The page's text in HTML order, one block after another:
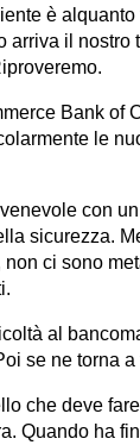
è
arriva il
Bank of
le
con
sicurezza.
ci sono
al
se ne torna a
che deve
Quando ha